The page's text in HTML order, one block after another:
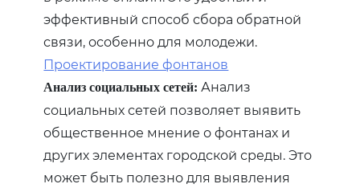
эффективный способ сбора обратной
связи‚ особенно для молодежи.
Проектирование фонтанов
Анализ социальных сетей: Анализ
социальных сетей позволяет выявить
общественное мнение о фонтанах и
других элементах городской среды. Это
может быть полезно для выявления